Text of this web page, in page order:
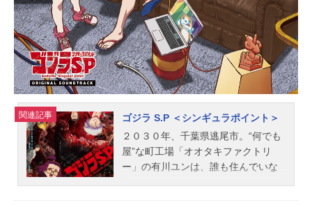
関連記事
ゴジラ S.P ＜シンギュラポイント＞
２０３０年、千葉県逃尾市。“何でも
屋”な町工場「オオタキファクトリ
ー」の有川ユンは、誰も住んでいな